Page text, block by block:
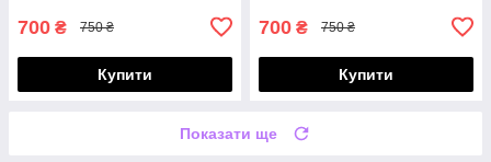
700 ₴ 750 ₴
Купити
700 ₴ 750 ₴
Купити
Показати ще